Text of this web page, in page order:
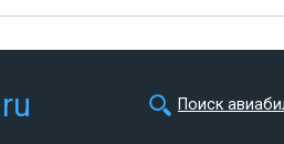
Поиск